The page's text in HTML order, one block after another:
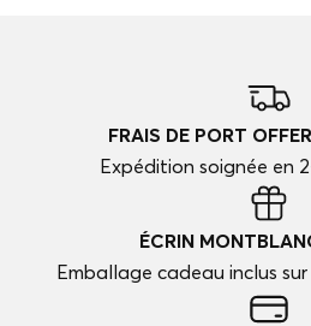
FRAIS DE PORT
Expédition soignée en
ÉCRIN
Emballage cadeau inclus